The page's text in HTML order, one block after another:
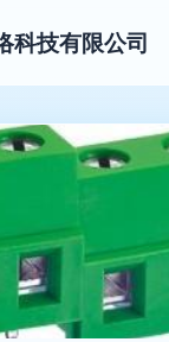
科技有限公司